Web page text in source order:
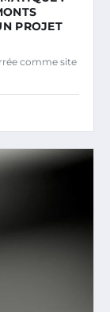
PROJET
comme site